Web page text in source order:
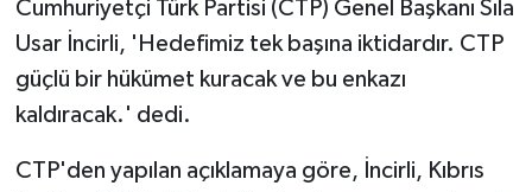
Cumhuriyetçi Türk Partisi (CTP) Genel Başkanı Sıla
Usar İncirli, 'Hedefimiz tek başına iktidardır. CTP
güçlü bir hükümet kuracak ve bu enkazı
kaldıracak.' dedi.
CTP'den yapılan açıklamaya göre, İncirli, Kıbrıs
MAGAZİN
Nöbetçi Eczaneler
ÖZEL HABER